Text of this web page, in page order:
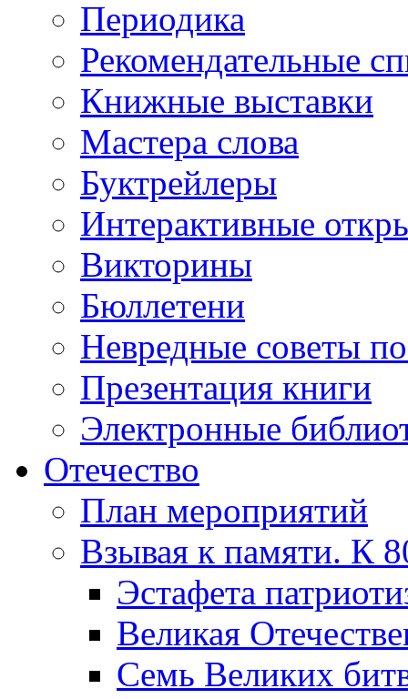
Периодика
Рекомендательные
Книжные выставки
Мастера слова
Буктрейлеры
Интерактивные
Викторины
Бюллетени
Невредные советы
Презентация книги
Электронные
Отечество
План мероприятий
Взывая к памяти. К
Эcтафета
Великая
Семь Великих